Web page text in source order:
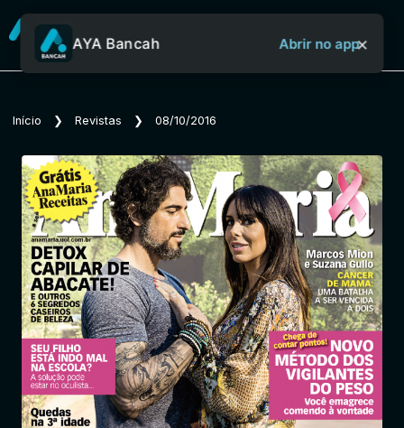
Sobre o Aya Bancah
Início
Revistas
Jornais
Notícias
AYA Bancah Abrir no app×
Início ❯ Revistas ❯ 08/10/2016